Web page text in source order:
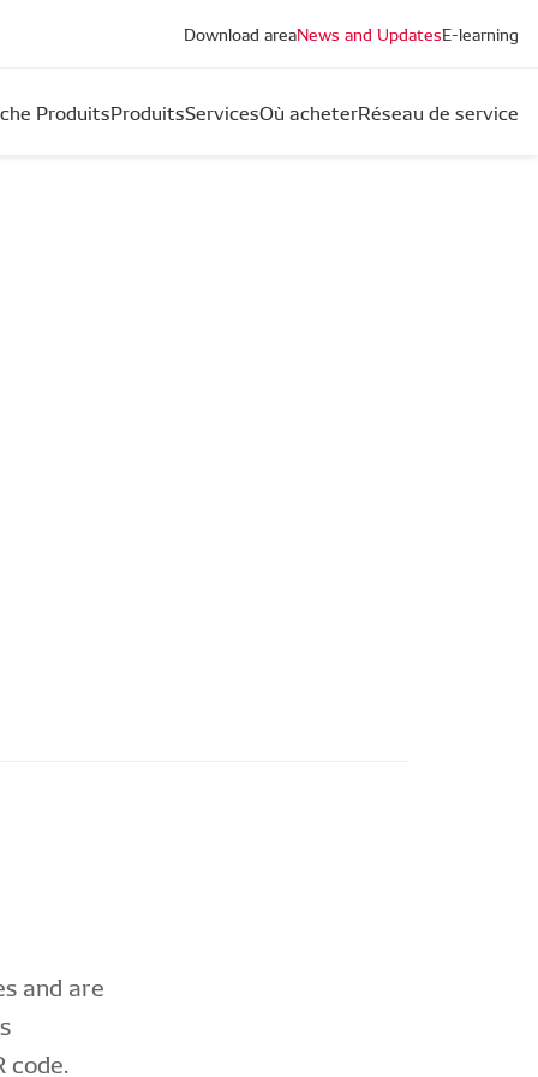
Download areaNews and UpdatesE-learning
ProduitsProduitsServicesOù acheterRéseau de service
and are
code.